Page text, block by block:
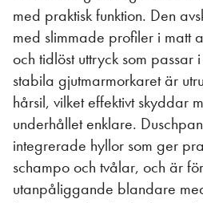
med praktisk funktion. Den
med slimmade profiler i matt
och tidlöst uttryck som
stabila gjutmarmorkaret är
hårsil, vilket effektivt skyddar
underhållet enklare.
integrerade hyllor som ger
schampo och tvålar, och är
utanpåliggande blandare